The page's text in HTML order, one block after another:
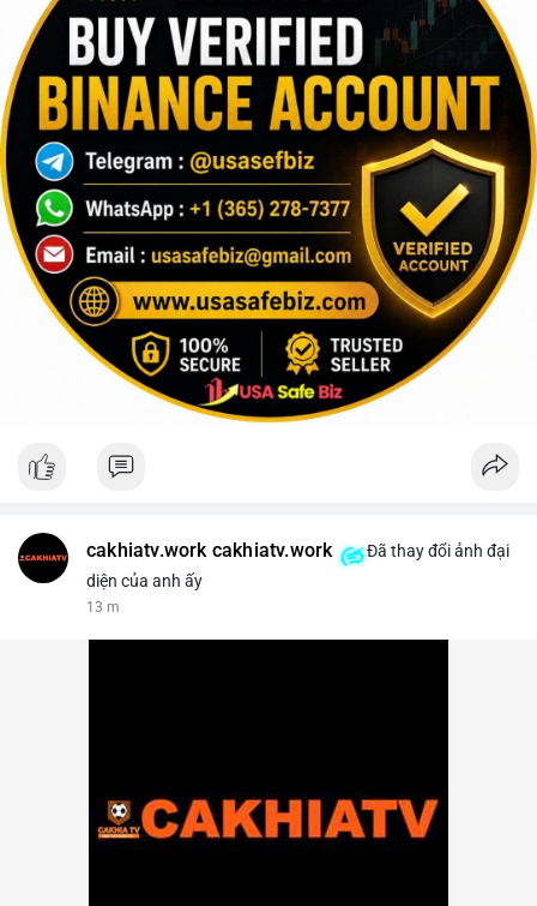
cakhiatv.work cakhiatv.work
Đã thay đổi ảnh đại
diện của anh ấy
13 m